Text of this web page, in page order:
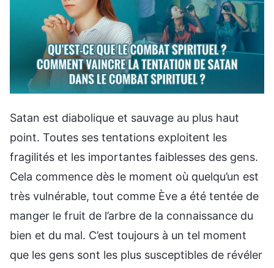
Satan est diabolique et sauvage au plus haut
point. Toutes ses tentations exploitent les
fragilités et les importantes faiblesses des gens.
Cela commence dès le moment où quelqu’un est
très vulnérable, tout comme Ève a été tentée de
manger le fruit de l’arbre de la connaissance du
bien et du mal. C’est toujours à un tel moment
que les gens sont les plus susceptibles de révéler